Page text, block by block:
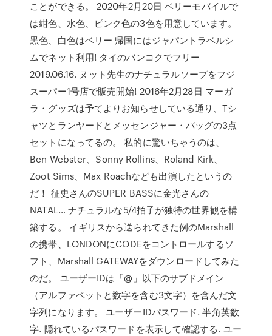
ことができる。 2020年2月20日 ベリーモバイルで
は紺色、水色、ピンク色の3色を用意しています。
黒色、白色はベリー 帰国にはジャパントラベルシ
ムでネット利用! タイのバンコクでフリー
2019.06.16. ヌット先生のナチュラルソープをフジ
スーパー1号店で販売開始! 2016年2月28日 マーガ
ラ・グッズは予てよりお知らせしている通り、Tシ
ャツとランヤードとメッセンジャー・バッグの3点
セットになってるの。 私的に驚いちゃうのは、
Ben Webster、Sonny Rollins、Roland Kirk、
Zoot Sims、Max Roachなども出演したというの
だ！ 征史さんのSUPER BASSに金光さんの
NATAL… ナチュラルな5/4拍子が独特の世界観を構
築する。 イギリスから送られてきた例のMarshall
の携帯、LONDONにCODEをコントロールするソ
フト、Marshall GATEWAYをダウンロードしてみた
のだ。 ユーザーIDは「@」以下のサブドメイン
（アルファベットと数字を含む3文字）を含んだ文
字列になります。 ユーザーIDパスワード. 半角英数
字. 隠れているパスワードを表示して確認する. ユー